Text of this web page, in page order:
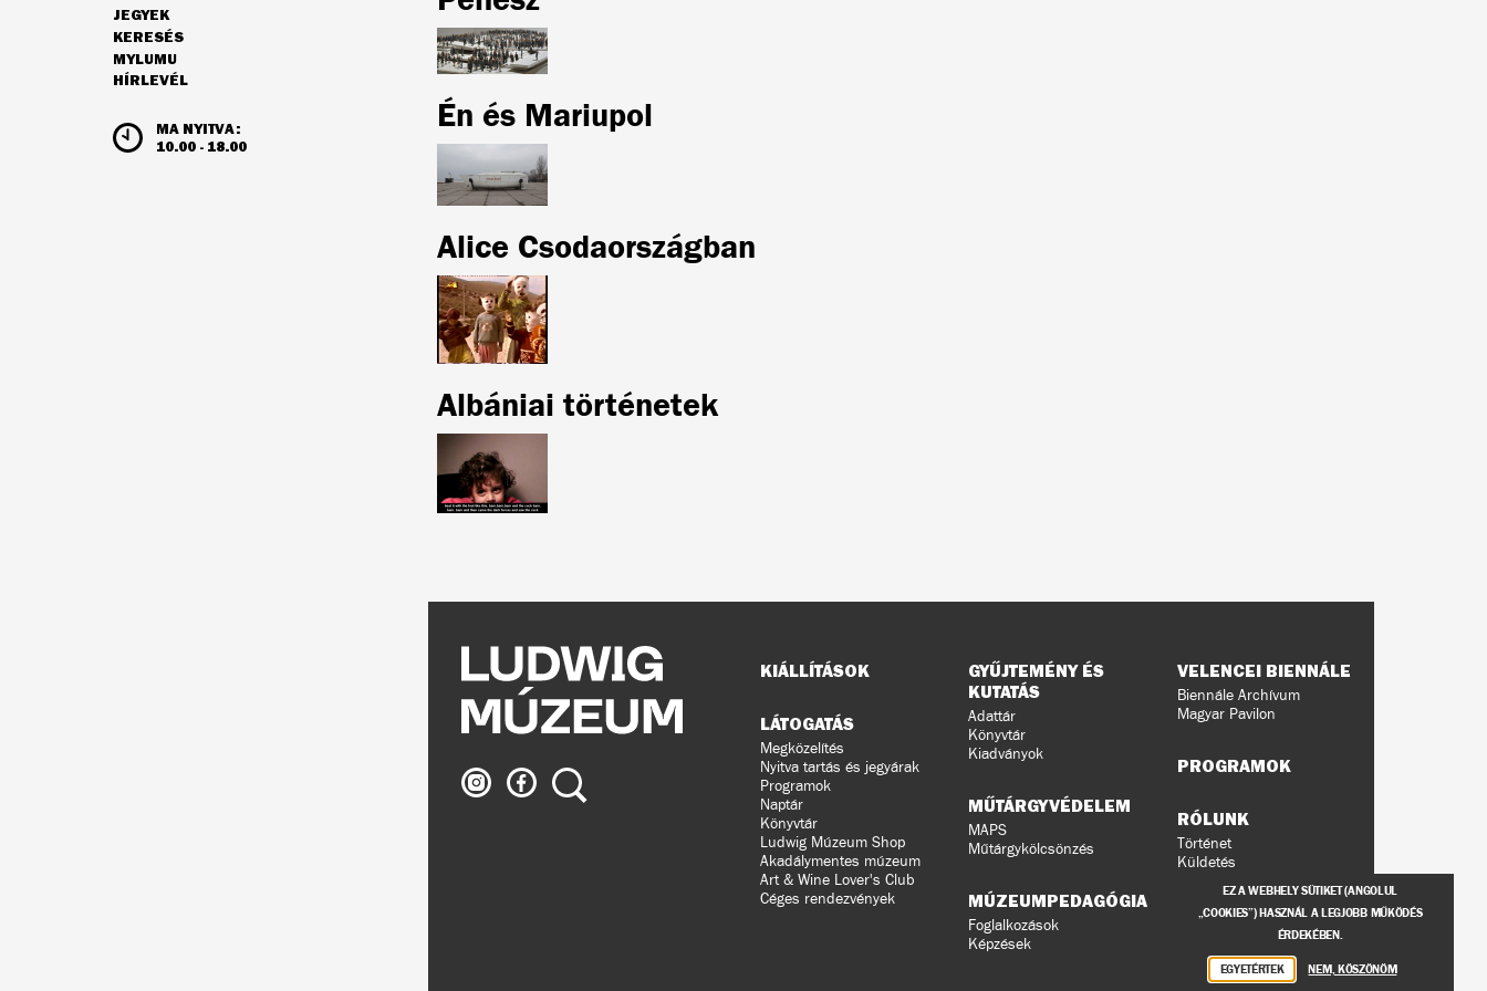
NAVIGÁCIÓ
JEGYEK
KERESÉS
MYLUMU
HÍRLEVÉL
MA NYITVA:
10.00 - 18.00
NYITVATARTÁS ÉS JEGYÁRAK Én és Mariupol
Alice Csodaországban
Albániai történetek
Ludwig
Múzeum
Ludwig
Múzeum
Keresés
Oldaltérkép
KIÁLLÍTÁSOK
LÁTOGATÁS
Megközelítés
Nyitva tartás és jegyárak
Programok
Naptár
Könyvtár
Ludwig Múzeum Shop
Akadálymentes múzeum
Art & Wine Lover's Club
Céges rendezvények
GYŰJTEMÉNY ÉS
KUTATÁS
Adattár
Könyvtár
Kiadványok
MŰTÁRGYVÉDELEM
MAPS
Műtárgykölcsönzés
MÚZEUMPEDAGÓGIA
Foglalkozások
Képzések
VELENCEI BIENNÁLE
Biennále Archívum
Magyar Pavilon
PROGRAMOK
RÓLUNK
Történet
Küldetés
Ludwig Múzeumok a
világban
Munkatársaink
Közérdekű adatok
Támogatóink
Adatvédelem
EZ A WEBHELY SÜTIKET (ANGOLUL
„COOKIES”) HASZNÁL A LEGJOBB MŰKÖDÉS
ÉRDEKÉBEN.
EGYETÉRTEK NEM, KÖSZÖNÖM